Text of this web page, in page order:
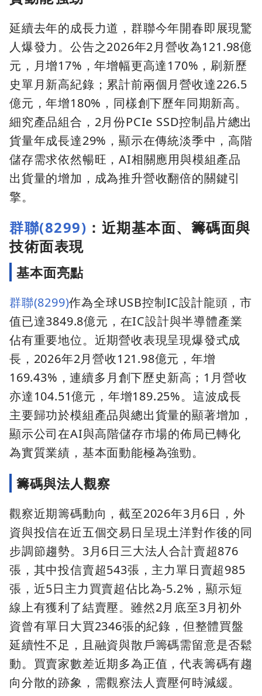
延續去年的成長力道，群聯今年開春即展現驚
人爆發力。公告之2026年2月營收為121.98億
元，月增17%，年增幅更高達170%，刷新歷
史單月新高紀錄；累計前兩個月營收達226.5
億元，年增180%，同樣創下歷年同期新高。
細究產品組合，2月份PCIe SSD控制晶片總出
貨量年成長達29%，顯示在傳統淡季中，高階
儲存需求依然暢旺，AI相關應用與模組產品
出貨量的增加，成為推升營收翻倍的關鍵引
擎。
群聯(8299) ：近期基本面、籌碼面與
技術面表現
基本面亮點
群聯(8299)作為全球USB控制IC設計龍頭，市
值已達3849.8億元，在IC設計與半導體產業
佔有重要地位。近期營收表現呈現爆發式成
長，2026年2月營收121.98億元，年增
169.43%，連續多月創下歷史新高；1月營收
亦達104.51億元，年增189.25%。這波成長
主要歸功於模組產品與總出貨量的顯著增加，
顯示公司在AI與高階儲存市場的佈局已轉化
為實質業績，基本面動能極為強勁。
籌碼與法人觀察
觀察近期籌碼動向，截至2026年3月6日，外
資與投信在近五個交易日呈現土洋對作後的同
步調節趨勢。3月6日三大法人合計賣超876
張，其中投信賣超543張，主力單日賣超985
張，近5日主力買賣超佔比為-5.2%，顯示短
線上有獲利了結賣壓。雖然2月底至3月初外
資曾有單日大買2346張的紀錄，但整體買盤
延續性不足，且融資與散戶籌碼需留意是否鬆
動。買賣家數差近期多為正值，代表籌碼有趨
向分散的跡象，需觀察法人賣壓何時減緩。